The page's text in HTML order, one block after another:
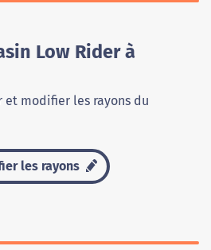
Low Rider à
et modifier les rayons du
les rayons